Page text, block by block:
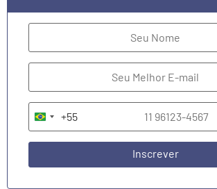
Brazil +55
+55
Inscrever